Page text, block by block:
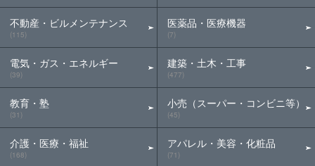
不動産・ビルメンテナンス
(115)
電気・ガス・エネルギー
(39)
教育・塾
(31)
介護・医療・福祉
(168)
医薬品・医療機器
(7)
建築・土木・工事
(477)
小売（スーパー・コンビニ等）
(45)
アパレル・美容・化粧品
(71)